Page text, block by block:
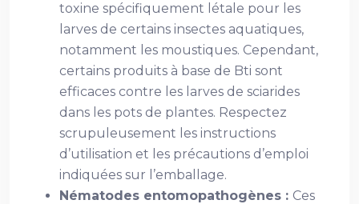
toxine spécifiquement létale pour les
larves de certains insectes aquatiques,
notamment les moustiques. Cependant,
certains produits à base de Bti sont
efficaces contre les larves de sciarides
dans les pots de plantes. Respectez
scrupuleusement les instructions
d’utilisation et les précautions d’emploi
indiquées sur l’emballage.
Nématodes entomopathogènes : Ces